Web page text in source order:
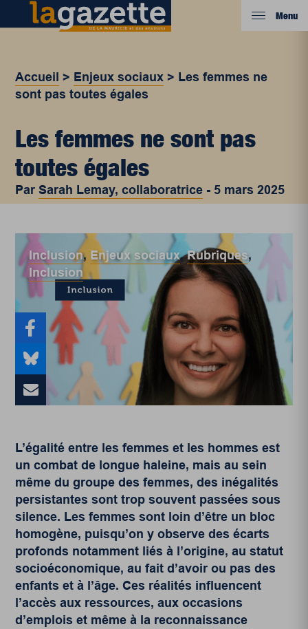
Menu
Accueil > Enjeux sociaux > Les femmes ne
sont pas toutes égales
Les femmes ne sont pas
toutes égales
ParSarah Lemay, collaboratrice - 5 mars 2025
Inclusion, Enjeux sociaux,Rubriques,
Inclusion
L’égalité entre les femmes et les hommes est
un combat de longue haleine, mais au sein
même du groupe des femmes, des inégalités
persistantes sont trop souvent passées sous
silence. Les femmes sont loin d’être un bloc
homogène, puisqu’on y observe des écarts
profonds notamment liés à l’origine, au statut
socioéconomique, au fait d’avoir ou pas des
enfants et à l’âge. Ces réalités influencent
l’accès aux ressources, aux occasions
d’emplois et même à la reconnaissance